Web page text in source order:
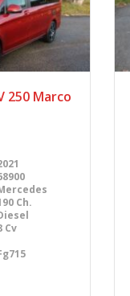
250 Marco
Ch.
Cv